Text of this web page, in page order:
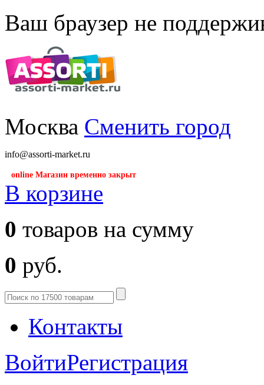
Ваш браузер не
Москва Сменить город
info@assorti-market.ru
online Магазин временно закрыт
В корзине
0 товаров на сумму
0 руб.
Контакты
ВойтиРегистрация